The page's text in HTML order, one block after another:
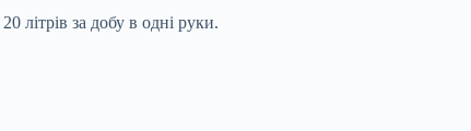
20 літрів за добу в одні руки.